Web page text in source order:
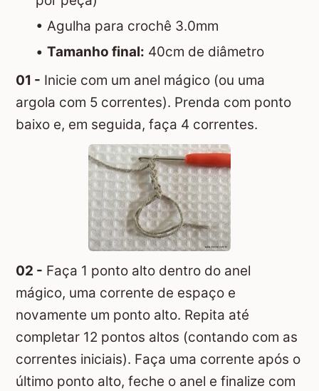
• Agulha para crochê 3.0mm
•Tamanho final: 40cm de diâmetro
01 - Inicie com um anel mágico (ou uma
argola com 5 correntes). Prenda com ponto
baixo e, em seguida, faça 4 correntes.
02 - Faça 1 ponto alto dentro do anel
mágico, uma corrente de espaço e
novamente um ponto alto. Repita até
completar 12 pontos altos (contando com as
correntes iniciais). Faça uma corrente após o
último ponto alto, feche o anel e finalize com